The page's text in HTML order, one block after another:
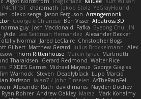
P4C1F15T charamath Jakob Stolz YeGrayHound
oleko senga Jason Ferguson Arrangemonk
George e Chianese Ben Visser Albatross 3D
normalguy Josh Macdonald Pafka Byeong Chul JIN
jAde Lea Seidman Hernandez Alexander Becker
Normal Jared LeClaire Christopher Bogs
Gilbert Matthew Gerard Julius Brockelmann Alex
Thom Rittenhouse Marcin Ignac Martinotti
Tharaldsen Gerard Redmond Walter Rice
PIXDES Games Michael Mayeux George Giagias
Warnock Steven Deadlyblack Lupo Marcio
Karlsson Iaian7 / John Einselen AsTheRainFell
Alexander Rath david mares Nayden Dochev
Ryan Rohrer Andrew Oakley Maraz
Mark Kohalmy